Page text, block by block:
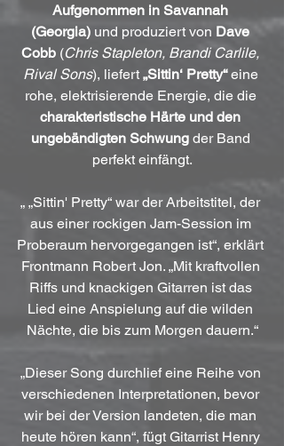
Aufgenommen in Savannah
(Georgia) und produziert von Dave
Cobb (Chris Stapleton, Brandi Carlile,
Rival Sons), liefert „Sittin‘ Pretty“ eine
rohe, elektrisierende Energie, die die
charakteristische Härte und den
ungebändigten Schwung der Band
perfekt einfängt.
„ „Sittin' Pretty“ war der Arbeitstitel, der
aus einer rockigen Jam-Session im
Proberaum hervorgegangen ist“, erklärt
Frontmann Robert Jon. „Mit kraftvollen
Riffs und knackigen Gitarren ist das
Lied eine Anspielung auf die wilden
Nächte, die bis zum Morgen dauern.“
„Dieser Song durchlief eine Reihe von
verschiedenen Interpretationen, bevor
wir bei der Version landeten, die man
heute hören kann“, fügt Gitarrist Henry